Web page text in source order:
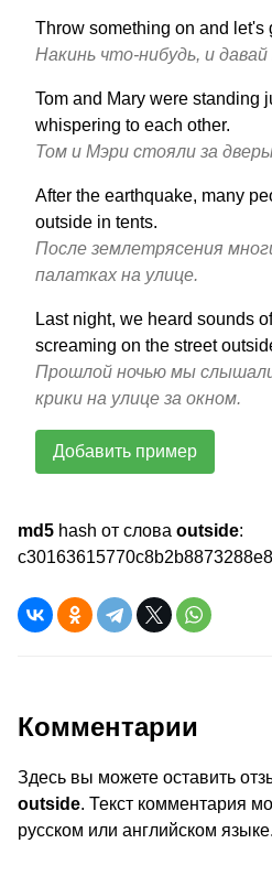
Throw something on and let's
Накинь что-нибудь, и
Tom and Mary were standing
whispering to each other.
Том и Мэри стояли за
After the earthquake, many
outside in tents.
После землетрясения
палатках на улице.
Last night, we heard sounds
screaming on the street
Прошлой ночью мы
крики на улице за окном.
Добавить пример
md5 hash от слова outside:
Комментарии
Здесь вы можете оставить
outside. Текст комментария
русском или английском языке.